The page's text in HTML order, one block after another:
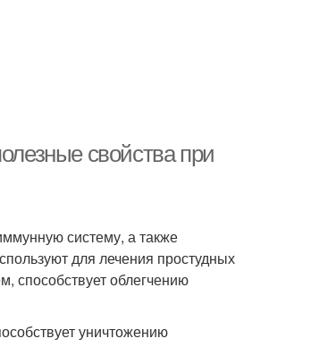
свойства при
систему, а также
для лечения простудных
способствует облегчению
уничтожению